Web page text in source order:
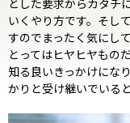
とした要求からカタチ
いくやり方です。そし
すのでまったく気にし
とってはヒヤヒヤもの
知る良いきっかけにな
かりと受け継いでいる